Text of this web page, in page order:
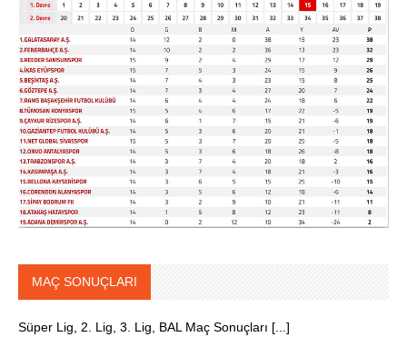
MAÇ SONUÇLARI
Süper Lig, 2. Lig, 3. Lig, BAL Maç Sonuçları [...]